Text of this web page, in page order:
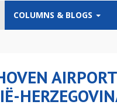
COLUMNS & BLOGS